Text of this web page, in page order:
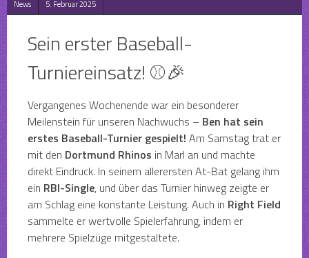
News 5. Februar 2025
Sein erster Baseball-
Turniereinsatz! ⚾🎉
Vergangenes Wochenende war ein besonderer
Meilenstein für unseren Nachwuchs – Ben hat sein
erstes Baseball-Turnier gespielt! Am Samstag trat er
mit den Dortmund Rhinos in Marl an und machte
direkt Eindruck. In seinem allerersten At-Bat gelang ihm
ein RBI-Single, und über das Turnier hinweg zeigte er
am Schlag eine konstante Leistung. Auch in Right Field
sammelte er wertvolle Spielerfahrung, indem er
mehrere Spielzüge mitgestaltete.